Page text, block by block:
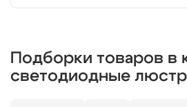
Подборки товаров в
светодиодные